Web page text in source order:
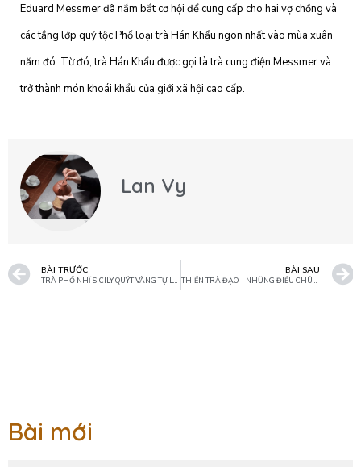
Eduard Messmer đã nắm bắt cơ hội để cung cấp cho hai vợ chồng và
các tầng lớp quý tộc Phổ loại trà Hán Khẩu ngon nhất vào mùa xuân
năm đó. Từ đó, trà Hán Khẩu được gọi là trà cung điện Messmer và
trở thành món khoái khẩu của giới xã hội cao cấp.
Lan Vy
BÀI TRƯỚC
TRÀ PHỔ NHĨ SICILY QUÝT VÀNG TỰ LÀM TẠI NHÀ
BÀI SAU
THIỀN TRÀ ĐẠO – NHỮNG ĐIỀU CHÚNG TA CHƯA BIẾT
Bài mới